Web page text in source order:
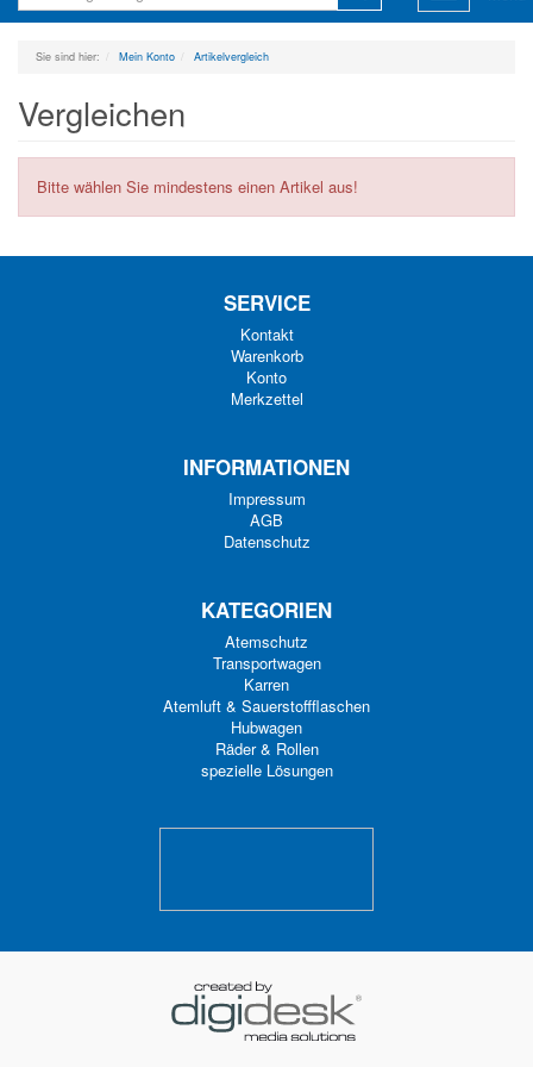
navigation
Sie sind hier: Mein Konto Artikelvergleich
Vergleichen
Bitte wählen Sie mindestens einen Artikel aus!
SERVICE
Kontakt
Warenkorb
Konto
Merkzettel
INFORMATIONEN
Impressum
AGB
Datenschutz
KATEGORIEN
Atemschutz
Transportwagen
Karren
Atemluft & Sauerstoffflaschen
Hubwagen
Räder & Rollen
spezielle Lösungen